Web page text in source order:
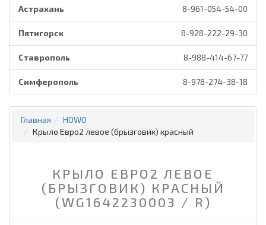
Астрахань 8-961-054-54-00
Пятигорск 8-928-222-29-30
Ставрополь 8-988-414-67-77
Симферополь 8-978-274-38-18
Главная
HOWO
Крыло Евро2 левое (брызговик) красный
КРЫЛО ЕВРО2 ЛЕВОЕ
(БРЫЗГОВИК) КРАСНЫЙ
(WG1642230003 / R)